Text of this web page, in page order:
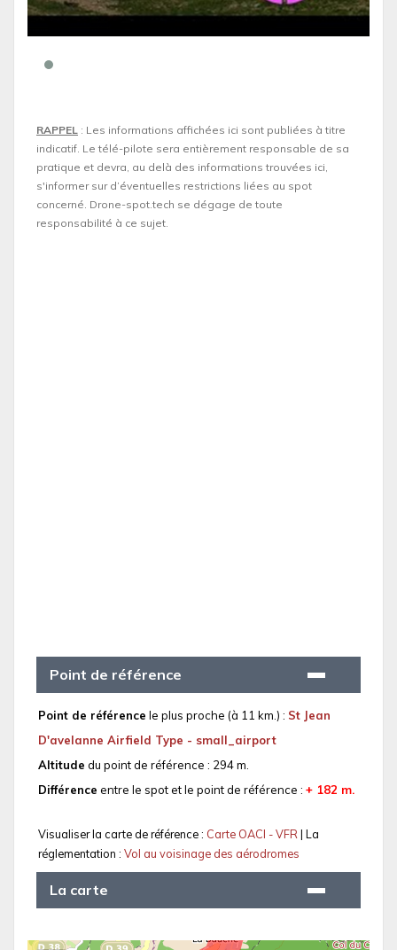
RAPPEL : Les informations affichées ici sont publiées à titre
indicatif. Le télé-pilote sera entièrement responsable de sa
pratique et devra, au delà des informations trouvées ici,
s'informer sur d’éventuelles restrictions liées au spot
concerné. Drone-spot.tech se dégage de toute
responsabilité à ce sujet.
Point de référence
Point de référence le plus proche (à 11 km.) : St Jean
D'avelanne Airfield Type - small_airport
Altitude du point de référence : 294 m.
Différence entre le spot et le point de référence : + 182 m.
Visualiser la carte de référence : Carte OACI - VFR| La
réglementation : Vol au voisinage des aérodromes
La carte